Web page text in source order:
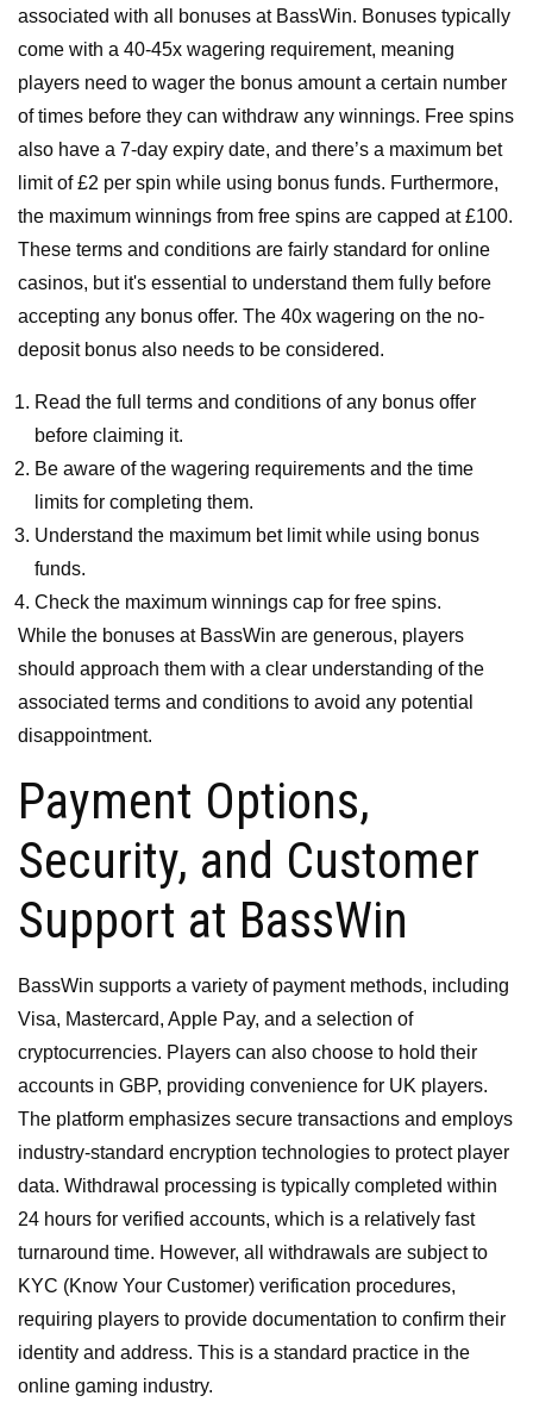
associated with all bonuses at BassWin. Bonuses typically
come with a 40-45x wagering requirement, meaning
players need to wager the bonus amount a certain number
of times before they can withdraw any winnings. Free spins
also have a 7-day expiry date, and there’s a maximum bet
limit of £2 per spin while using bonus funds. Furthermore,
the maximum winnings from free spins are capped at £100.
These terms and conditions are fairly standard for online
casinos, but it's essential to understand them fully before
accepting any bonus offer. The 40x wagering on the no-
deposit bonus also needs to be considered.
Read the full terms and conditions of any bonus offer
before claiming it.
Be aware of the wagering requirements and the time
limits for completing them.
Understand the maximum bet limit while using bonus
funds.
Check the maximum winnings cap for free spins.
While the bonuses at BassWin are generous, players
should approach them with a clear understanding of the
associated terms and conditions to avoid any potential
disappointment.
Payment Options,
Security, and Customer
Support at BassWin
BassWin supports a variety of payment methods, including
Visa, Mastercard, Apple Pay, and a selection of
cryptocurrencies. Players can also choose to hold their
accounts in GBP, providing convenience for UK players.
The platform emphasizes secure transactions and employs
industry-standard encryption technologies to protect player
data. Withdrawal processing is typically completed within
24 hours for verified accounts, which is a relatively fast
turnaround time. However, all withdrawals are subject to
KYC (Know Your Customer) verification procedures,
requiring players to provide documentation to confirm their
identity and address. This is a standard practice in the
online gaming industry.